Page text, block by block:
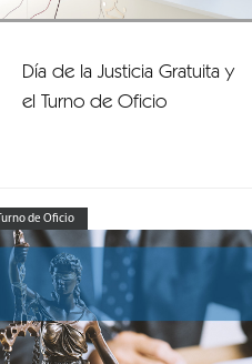
Día de la Justicia Gratuita y
el Turno de Oficio
Turno de Oficio